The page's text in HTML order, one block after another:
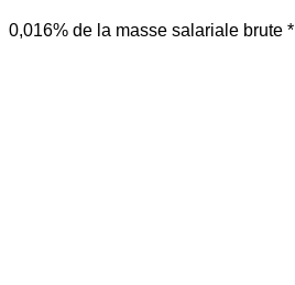
0,016% de la masse salariale brute *